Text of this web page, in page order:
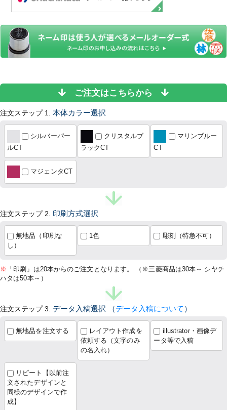
ご注文はこちらから
注文ステップ 1. 本体カラー選択
シルバーパー
ルCT
クリスタルブ
ラックCT
マリンブルー
CT
マジェンタCT
注文ステップ 2. 印刷方式選択
無地品（印刷な
し）
1色 彫刻（特急不可）
※ 「印刷」は20本からのご注文となります。 （※三菱商品は30本～ シヤチ
ハタは50本～）
注文ステップ 3. データ入稿選択 （データ入稿について ）
無地品を注文する
レイアウト作成を
依頼する（文字のみ
の名入れ）
illustrator・画像デ
ータ等で入稿
リピート【以前注
文されたデザインと
同様のデザインで作
成】